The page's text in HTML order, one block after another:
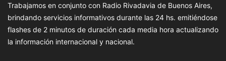
Trabajamos en conjunto con Radio Rivadavia de Buenos Aires,
brindando servicios informativos durante las 24 hs. emitiéndose
flashes de 2 minutos de duración cada media hora actualizando
la información internacional y nacional.